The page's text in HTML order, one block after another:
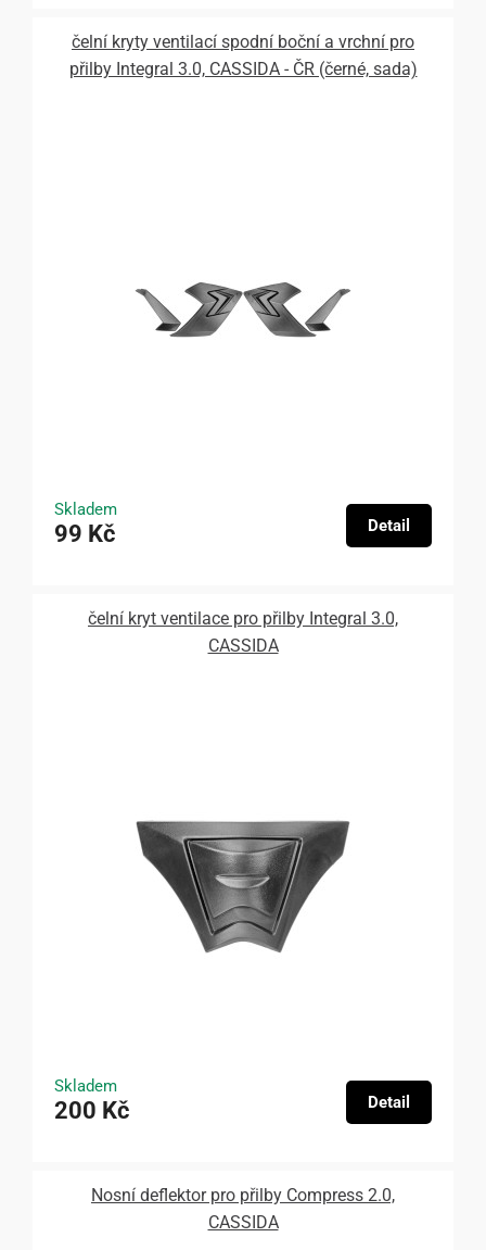
čelní kryty ventilací spodní boční a vrchní pro
přilby Integral 3.0, CASSIDA - ČR (černé, sada)
Skladem
99 Kč Detail
čelní kryt ventilace pro přilby Integral 3.0,
CASSIDA
Skladem
200 Kč Detail
Nosní deflektor pro přilby Compress 2.0,
CASSIDA